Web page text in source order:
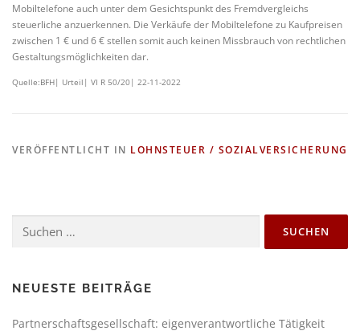
Mobiltelefone auch unter dem Gesichtspunkt des Fremdvergleichs
steuerliche anzuerkennen. Die Verkäufe der Mobiltelefone zu Kaufpreisen
zwischen 1 € und 6 € stellen somit auch keinen Missbrauch von rechtlichen
Gestaltungsmöglichkeiten dar.
Quelle:BFH| Urteil| VI R 50/20| 22-11-2022
VERÖFFENTLICHT IN LOHNSTEUER / SOZIALVERSICHERUNG
NEUESTE BEITRÄGE
Partnerschaftsgesellschaft: eigenverantwortliche Tätigkeit